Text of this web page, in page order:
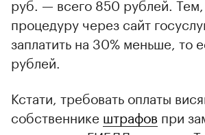
руб. — всего 850 рублей.
процедуру через сайт
заплатить на 30% меньше, то
рублей.
Кстати, требовать оплаты
собственнике штрафов при